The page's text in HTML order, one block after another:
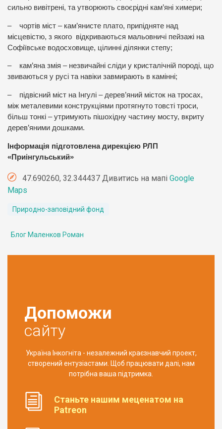
сильно вивітрені, та утворюють своєрідні кам’яні химери;
– чортів міст – кам’янисте плато, припідняте над
місцевістю, з якого відкриваються мальовничі пейзажі на
Софіївське водосховище, цілинні ділянки степу;
– кам’яна змія – незвичайні сліди у кристалічній породі, що
звиваються у русі та навіки завмирають в камінні;
– підвісний міст на Інгулі – дерев’яний місток на тросах,
між металевими конструкціями протягнуто товсті троси,
більш тонкі – утримують пішохідну частину мосту, вкриту
дерев’яними дошками.
Інформація підготовлена дирекцією РЛП
«Приінгульський»
47.690260, 32.344437 Дивитись на мапі Google
Maps
Природно-заповідний фонд
Блог Маленков Роман
Допоможи
сайту
Україна Інкогніта - незалежний краєзнавчий проект,
створений ентузіастами. Щоб працювати далі, нам
потрібна ваша підтримка.
Станьте нашим меценатом на
Patreon